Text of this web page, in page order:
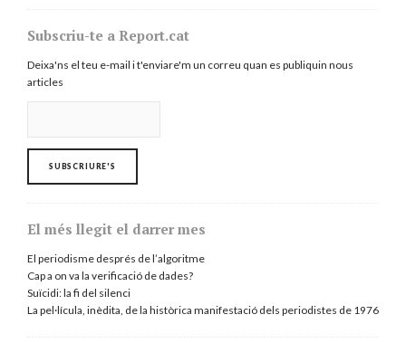
Subscriu-te a Report.cat
Deixa'ns el teu e-mail i t'enviare'm un correu quan es publiquin nous
articles
El més llegit el darrer mes
El periodisme després de l’algoritme
Cap a on va la verificació de dades?
Suïcidi: la fi del silenci
La pel·lícula, inèdita, de la històrica manifestació dels periodistes de 1976